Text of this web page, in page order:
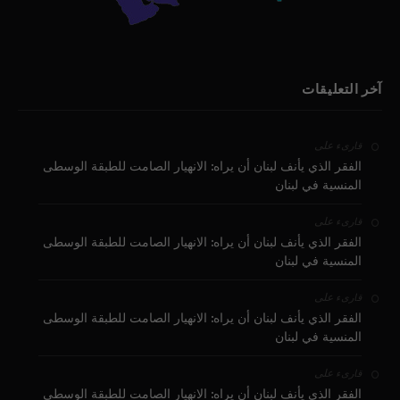
آخر التعليقات
قارىء على
الفقر الذي يأنف لبنان أن يراه: الانهيار الصامت للطبقة الوسطى
المنسية في لبنان
قارىء على
الفقر الذي يأنف لبنان أن يراه: الانهيار الصامت للطبقة الوسطى
المنسية في لبنان
قارىء على
الفقر الذي يأنف لبنان أن يراه: الانهيار الصامت للطبقة الوسطى
المنسية في لبنان
قارىء على
الفقر الذي يأنف لبنان أن يراه: الانهيار الصامت للطبقة الوسطى